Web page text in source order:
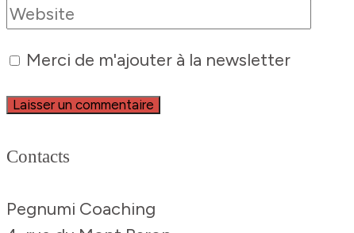
Merci de m'ajouter à la newsletter
Contacts
Pegnumi Coaching